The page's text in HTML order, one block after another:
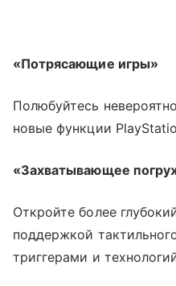
«Потрясающие игры»
Полюбуйтесь
новые функции
«Захватывающее
Откройте более
поддержкой
триггерами и